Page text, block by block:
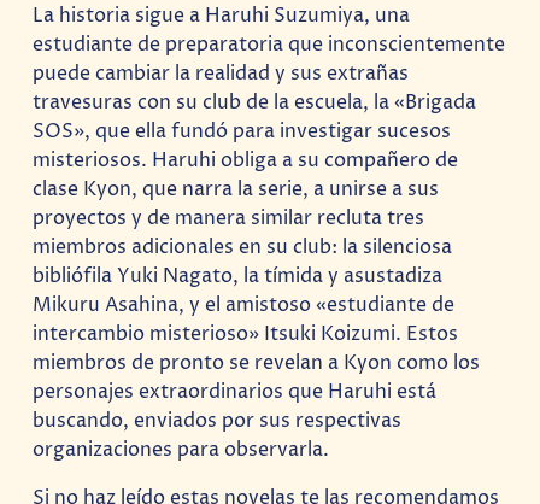
La historia sigue a Haruhi Suzumiya, una
estudiante de preparatoria que inconscientemente
puede cambiar la realidad y sus extrañas
travesuras con su club de la escuela, la «Brigada
SOS», que ella fundó para investigar sucesos
misteriosos. Haruhi obliga a su compañero de
clase Kyon, que narra la serie, a unirse a sus
proyectos y de manera similar recluta tres
miembros adicionales en su club: la silenciosa
bibliófila Yuki Nagato, la tímida y asustadiza
Mikuru Asahina, y el amistoso «estudiante de
intercambio misterioso» Itsuki Koizumi. Estos
miembros de pronto se revelan a Kyon como los
personajes extraordinarios que Haruhi está
buscando, enviados por sus respectivas
organizaciones para observarla.
Si no haz leído estas novelas te las recomendamos